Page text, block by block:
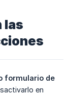
las
formulario de
en